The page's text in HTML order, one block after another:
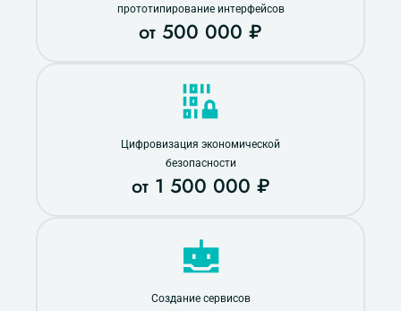
прототипирование интерфейсов
от 500 000 ₽
Цифровизация экономической
безопасности
от 1 500 000 ₽
Создание сервисов